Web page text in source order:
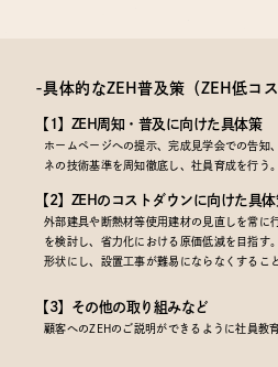
-具体的なZEH普及策 （ZEH低コ
【1】ZEH周知・普及に向けた具体策
ホームページへの提示、完成見学会での告知
ネの技術基準を周知徹底し、社員育成を行う。
【2】ZEHのコストダウンに向けた具体
外部建具や断熱材等使用建材の見直しを常に
を検討し、省力化における原価低減を目指す
形状にし、設置工事が難易にならなくするこ
【3】その他の取り組みなど
顧客へのZEHのご説明ができるように社員教